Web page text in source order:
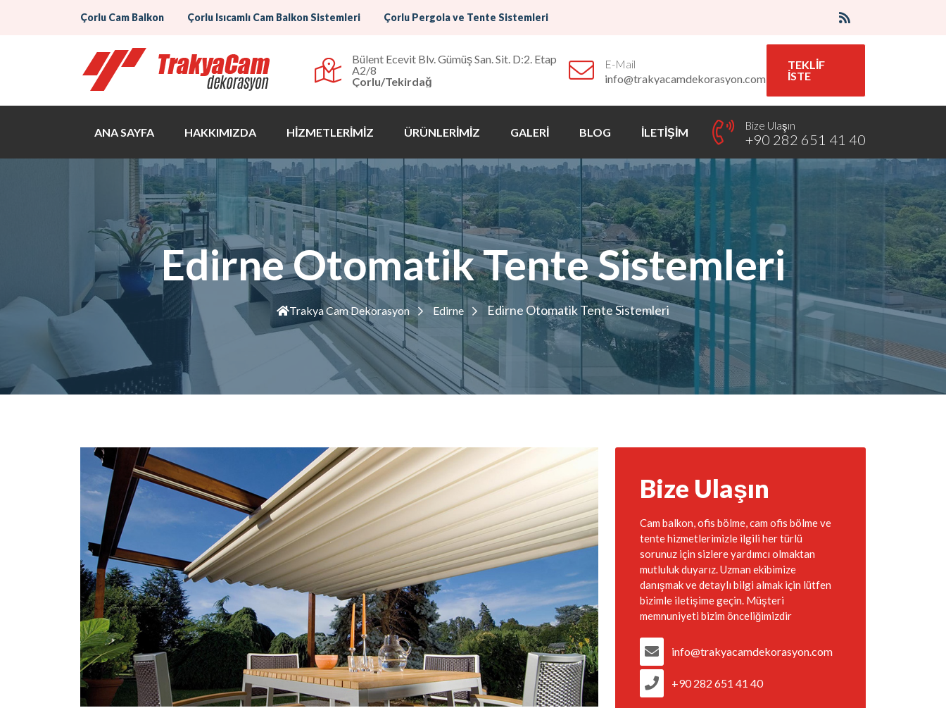
Çorlu Cam Balkon Çorlu Isıcamlı Cam Balkon Sistemleri Çorlu Pergola ve Tente Sistemleri
Bülent Ecevit Blv. Gümüş San. Sit. D:2. Etap
A2/8
Çorlu/Tekirdağ
E-Mail
info@trakyacamdekorasyon.com
TEKLİF
İSTE
ANA SAYFA HAKKIMIZDA HİZMETLERİMİZ ÜRÜNLERİMİZ GALERİ BLOG İLETİŞİM
Bize Ulaşın
+90 282 651 41 40
Edirne Otomatik Tente Sistemleri
Trakya Cam Dekorasyon Edirne Edirne Otomatik Tente Sistemleri
Bize Ulaşın
Cam balkon, ofis bölme, cam ofis bölme ve
tente hizmetlerimizle ilgili her türlü
sorunuz için sizlere yardımcı olmaktan
mutluluk duyarız. Uzman ekibimize
danışmak ve detaylı bilgi almak için lütfen
bizimle iletişime geçin. Müşteri
memnuniyeti bizim önceliğimizdir
info@trakyacamdekorasyon.com
+90 282 651 41 40